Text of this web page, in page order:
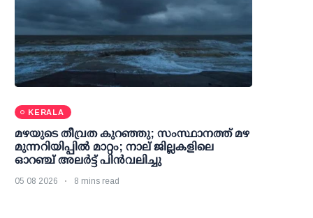
KERALA
മഴയുടെ തീവ്രത കുറഞ്ഞു; സംസ്ഥാനത്ത് മഴ
മുന്നറിയിപ്പിൽ മാറ്റം; നാല് ജില്ലകളിലെ
ഓറഞ്ച് അലർട്ട് പിൻവലിച്ചു
05 08 2026 8 mins read